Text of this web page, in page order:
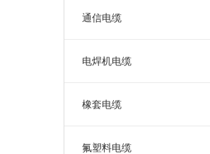
通信电缆
电焊机电缆
橡套电缆
氟塑料电缆